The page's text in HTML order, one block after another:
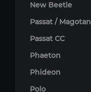
New Beetle
Passat / Magotan
Passat CC
Phaeton
Phideon
Polo